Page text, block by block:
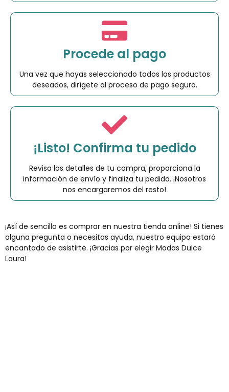
Procede al pago
Una vez que hayas seleccionado todos los productos
deseados, dirígete al proceso de pago seguro.
¡Listo! Confirma tu pedido
Revisa los detalles de tu compra, proporciona la
información de envío y finaliza tu pedido. ¡Nosotros
nos encargaremos del resto!
¡Así de sencillo es comprar en nuestra tienda online! Si tienes
alguna pregunta o necesitas ayuda, nuestro equipo estará
encantado de asistirte. ¡Gracias por elegir Modas Dulce
Laura!